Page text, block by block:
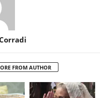
FROM AUTHOR